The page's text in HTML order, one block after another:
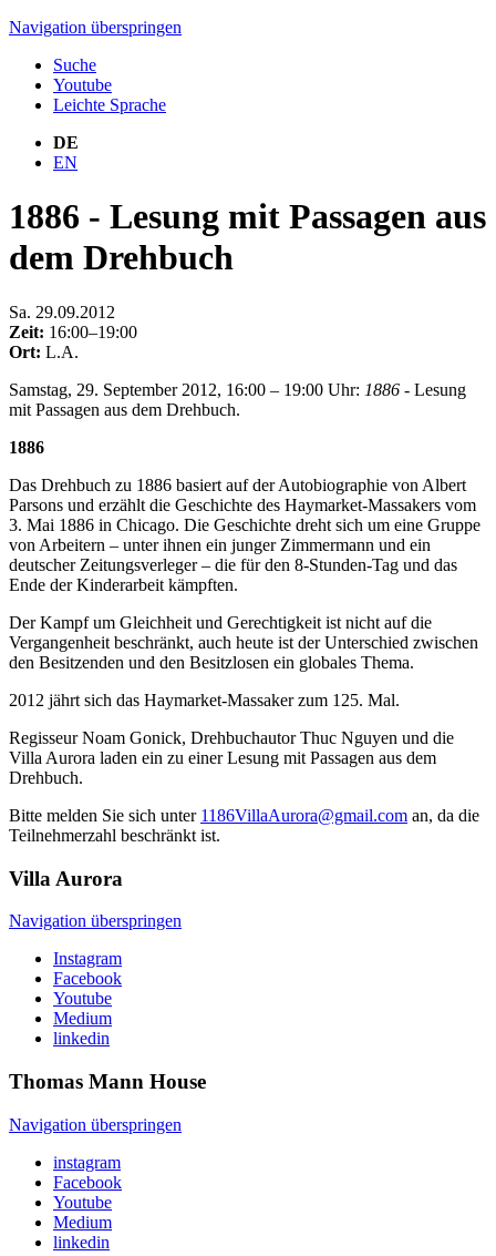
Navigation überspringen
Suche
Youtube
Leichte Sprache
DE
EN
1886 - Lesung mit Passagen aus
dem Drehbuch
Sa. 29.09.2012
Zeit: 16:00–19:00
Ort: L.A.
Samstag, 29. September 2012, 16:00 – 19:00 Uhr: 1886 - Lesung
mit Passagen aus dem Drehbuch.
1886
Das Drehbuch zu 1886 basiert auf der Autobiographie von Albert
Parsons und erzählt die Geschichte des Haymarket-Massakers vom
3. Mai 1886 in Chicago. Die Geschichte dreht sich um eine Gruppe
von Arbeitern – unter ihnen ein junger Zimmermann und ein
deutscher Zeitungsverleger – die für den 8-Stunden-Tag und das
Ende der Kinderarbeit kämpften.
Der Kampf um Gleichheit und Gerechtigkeit ist nicht auf die
Vergangenheit beschränkt, auch heute ist der Unterschied zwischen
den Besitzenden und den Besitzlosen ein globales Thema.
2012 jährt sich das Haymarket-Massaker zum 125. Mal.
Regisseur Noam Gonick, Drehbuchautor Thuc Nguyen und die
Villa Aurora laden ein zu einer Lesung mit Passagen aus dem
Drehbuch.
Bitte melden Sie sich unter 1186VillaAurora@gmail.com an, da die
Teilnehmerzahl beschränkt ist.
Villa Aurora
Navigation überspringen
Instagram
Facebook
Youtube
Medium
linkedin
Thomas Mann House
Navigation überspringen
instagram
Facebook
Youtube
Medium
linkedin